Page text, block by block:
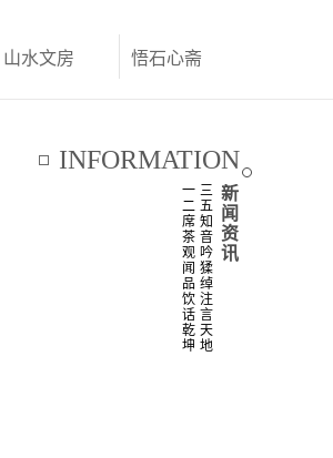
山水文房 悟石心斋
INFORMATION
新
闻
资
讯
三
五
知
音
吟
猱
绰
注
言
天
地
一
二
席
茶
观
闻
品
饮
话
乾
坤